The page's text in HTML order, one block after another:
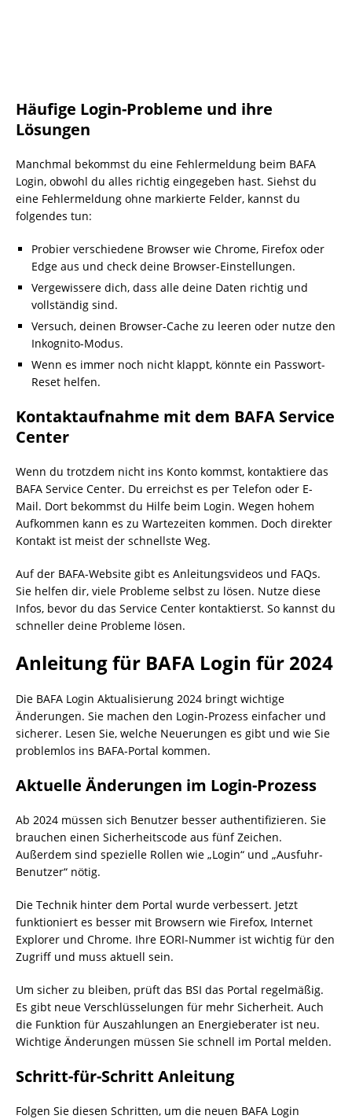
Häufige Login-Probleme und ihre
Lösungen
Manchmal bekommst du eine Fehlermeldung beim BAFA
Login, obwohl du alles richtig eingegeben hast. Siehst du
eine Fehlermeldung ohne markierte Felder, kannst du
folgendes tun:
Probier verschiedene Browser wie Chrome, Firefox oder
Edge aus und check deine Browser-Einstellungen.
Vergewissere dich, dass alle deine Daten richtig und
vollständig sind.
Versuch, deinen Browser-Cache zu leeren oder nutze den
Inkognito-Modus.
Wenn es immer noch nicht klappt, könnte ein Passwort-
Reset helfen.
Kontaktaufnahme mit dem BAFA Service
Center
Wenn du trotzdem nicht ins Konto kommst, kontaktiere das
BAFA Service Center. Du erreichst es per Telefon oder E-
Mail. Dort bekommst du Hilfe beim Login. Wegen hohem
Aufkommen kann es zu Wartezeiten kommen. Doch direkter
Kontakt ist meist der schnellste Weg.
Auf der BAFA-Website gibt es Anleitungsvideos und FAQs.
Sie helfen dir, viele Probleme selbst zu lösen. Nutze diese
Infos, bevor du das Service Center kontaktierst. So kannst du
schneller deine Probleme lösen.
Anleitung für BAFA Login für 2024
Die BAFA Login Aktualisierung 2024 bringt wichtige
Änderungen. Sie machen den Login-Prozess einfacher und
sicherer. Lesen Sie, welche Neuerungen es gibt und wie Sie
problemlos ins BAFA-Portal kommen.
Aktuelle Änderungen im Login-Prozess
Ab 2024 müssen sich Benutzer besser authentifizieren. Sie
brauchen einen Sicherheitscode aus fünf Zeichen.
Außerdem sind spezielle Rollen wie „Login“ und „Ausfuhr-
Benutzer“ nötig.
Die Technik hinter dem Portal wurde verbessert. Jetzt
funktioniert es besser mit Browsern wie Firefox, Internet
Explorer und Chrome. Ihre EORI-Nummer ist wichtig für den
Zugriff und muss aktuell sein.
Um sicher zu bleiben, prüft das BSI das Portal regelmäßig.
Es gibt neue Verschlüsselungen für mehr Sicherheit. Auch
die Funktion für Auszahlungen an Energieberater ist neu.
Wichtige Änderungen müssen Sie schnell im Portal melden.
Schritt-für-Schritt Anleitung
Folgen Sie diesen Schritten, um die neuen BAFA Login